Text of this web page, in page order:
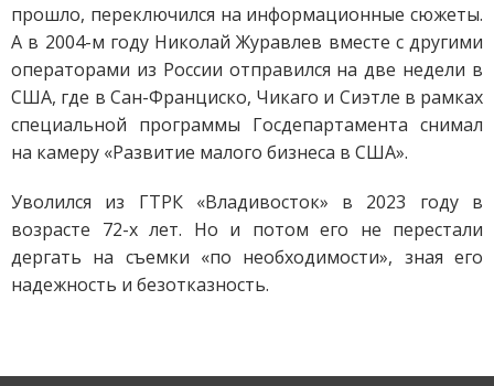
прошло, переключился на информационные сюжеты.
А в 2004-м году Николай Журавлев вместе с другими
операторами из России отправился на две недели в
США, где в Сан-Франциско, Чикаго и Сиэтле в рамках
специальной программы Госдепартамента снимал
на камеру «Развитие малого бизнеса в США».
Уволился из ГТРК «Владивосток» в 2023 году в
возрасте 72-х лет. Но и потом его не перестали
дергать на съемки «по необходимости», зная его
надежность и безотказность.